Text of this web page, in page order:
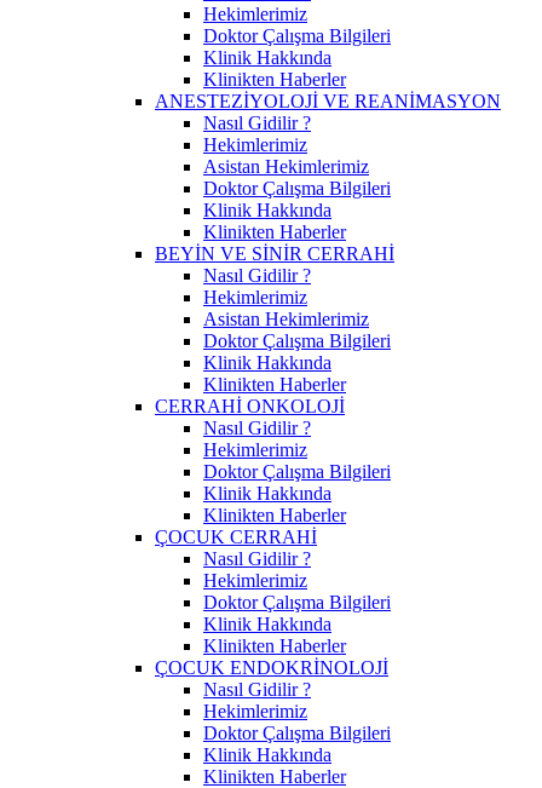
Hekimlerimiz
Doktor Çalışma Bilgileri
Klinik Hakkında
Klinikten Haberler
ANESTEZİYOLOJİ VE REANİMASYON
Nasıl Gidilir ?
Hekimlerimiz
Asistan Hekimlerimiz
Doktor Çalışma Bilgileri
Klinik Hakkında
Klinikten Haberler
BEYİN VE SİNİR CERRAHİ
Nasıl Gidilir ?
Hekimlerimiz
Asistan Hekimlerimiz
Doktor Çalışma Bilgileri
Klinik Hakkında
Klinikten Haberler
CERRAHİ ONKOLOJİ
Nasıl Gidilir ?
Hekimlerimiz
Doktor Çalışma Bilgileri
Klinik Hakkında
Klinikten Haberler
ÇOCUK CERRAHİ
Nasıl Gidilir ?
Hekimlerimiz
Doktor Çalışma Bilgileri
Klinik Hakkında
Klinikten Haberler
ÇOCUK ENDOKRİNOLOJİ
Nasıl Gidilir ?
Hekimlerimiz
Doktor Çalışma Bilgileri
Klinik Hakkında
Klinikten Haberler